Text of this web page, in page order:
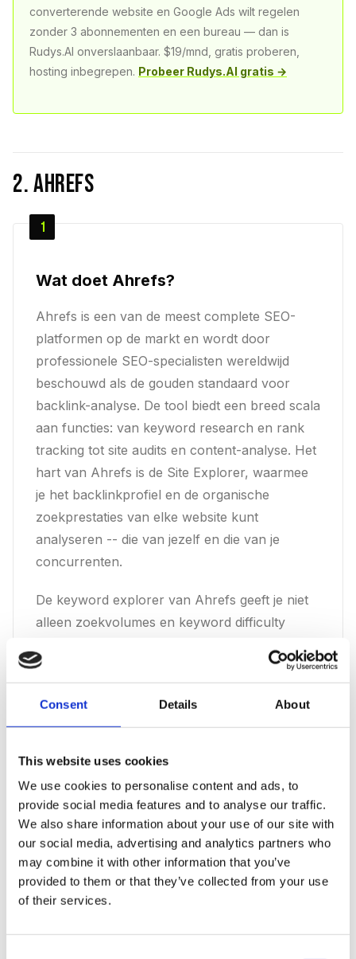
Consent Details About
This website uses cookies
We use cookies to personalise content and ads, to
provide social media features and to analyse our traffic.
We also share information about your use of our site with
our social media, advertising and analytics partners who
may combine it with other information that you’ve
provided to them or that they’ve collected from your use
of their services.
converterende website en Google Ads wilt regelen
zonder 3 abonnementen en een bureau — dan is
Rudys.AI onverslaanbaar. $19/mnd, gratis proberen,
hosting inbegrepen. Probeer Rudys.AI gratis →
2. Ahrefs
1
Wat doet Ahrefs?
Ahrefs is een van de meest complete SEO-
platformen op de markt en wordt door
professionele SEO-specialisten wereldwijd
beschouwd als de gouden standaard voor
backlink-analyse. De tool biedt een breed scala
aan functies: van keyword research en rank
tracking tot site audits en content-analyse. Het
hart van Ahrefs is de Site Explorer, waarmee
je het backlinkprofiel en de organische
zoekprestaties van elke website kunt
analyseren -- die van jezelf en die van je
concurrenten.
De keyword explorer van Ahrefs geeft je niet
alleen zoekvolumes en keyword difficulty
per zoekterm. Dat is cruciaal, want een
klikken (door featured snippets of zero-click
content explorer helpt je populaire content in
je niche te vinden op basis van social shares,
backlinks en organisch verkeer.
Sterke punten
Grootste backlinkdatabase:Ahrefs crawlt
het web continu en heeft een van de meest